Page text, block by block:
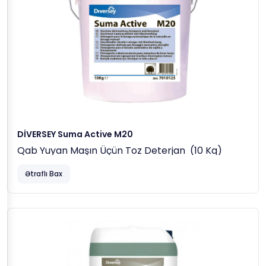
İsti, Təmiz Su Ilə Yaxalanır Və Qurumağa Buraxılır.
İzgara Aspiratorunun Təmizliyi:
Izgara Sökülərək Hissələrə Ayrılır.
1 Litr Isti Suya 50–100 Ml Suma Grill D9
10% Konsentrasiya) Əlavə Edilərək Hazırlanan
Məhlula Bütün Hissələr Batırılır.
DİVERSEY Suma Active M20
Qab Yuyan Maşın Üçün Toz Deterjan (10 Kq)
Ətraflı Bax